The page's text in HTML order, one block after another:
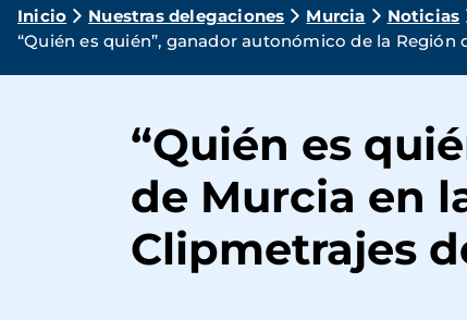
Ruta
de
navegación
Inicio Nuestras delegaciones Murcia
Noticias
“Quién es quién”, ganador autonómico de la
“Quién es
de Murcia en
Clipmetrajes